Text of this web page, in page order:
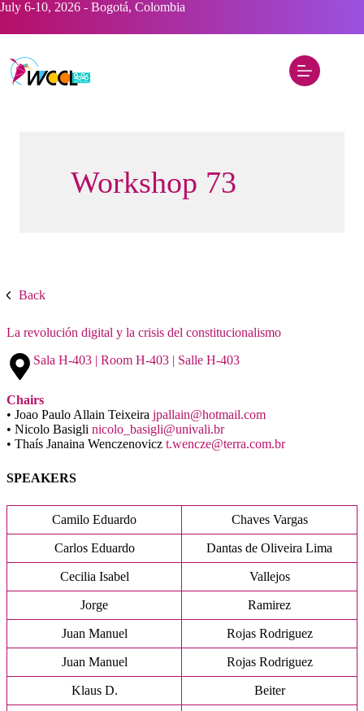
Saltar
contenido
July 6-10, 2026 - Bogotá, Colombia
Workshop 73
Back
La revolución digital y la crisis del constitucionalismo
Sala H-403 | Room H-403 | Salle H-403
Chairs
• Joao Paulo Allain Teixeira jpallain@hotmail.com
• Nicolo Basigli nicolo_basigli@univali.br
• Thaís Janaina Wenczenovicz t.wencze@terra.com.br
SPEAKERS
Camilo Eduardo Chaves Vargas
Carlos Eduardo Dantas de Oliveira Lima
Cecilia Isabel Vallejos
Jorge Ramirez
Juan Manuel Rojas Rodriguez
Juan Manuel Rojas Rodriguez
Klaus D. Beiter